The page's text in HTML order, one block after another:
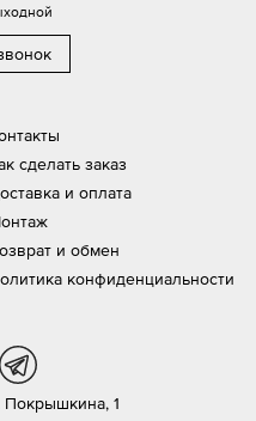
сделать заказ
и оплата
и обмен
конфиденциальности
Покрышкина, 1
tg